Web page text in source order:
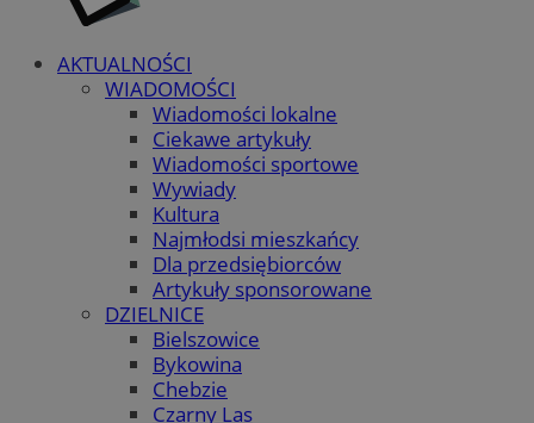
AKTUALNOŚCI
WIADOMOŚCI
Wiadomości lokalne
Ciekawe artykuły
Wiadomości sportowe
Wywiady
Kultura
Najmłodsi mieszkańcy
Dla przedsiębiorców
Artykuły sponsorowane
DZIELNICE
Bielszowice
Bykowina
Chebzie
Czarny Las